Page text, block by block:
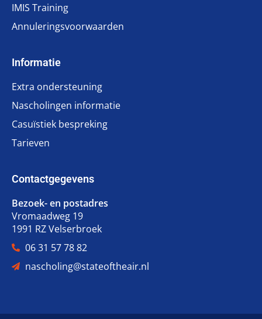
IMIS Training
Annuleringsvoorwaarden
Informatie
Extra ondersteuning
Nascholingen informatie
Casuïstiek bespreking
Tarieven
Contactgegevens
Bezoek- en postadres
Vromaadweg 19
1991 RZ Velserbroek
06 31 57 78 82
nascholing@stateoftheair.nl